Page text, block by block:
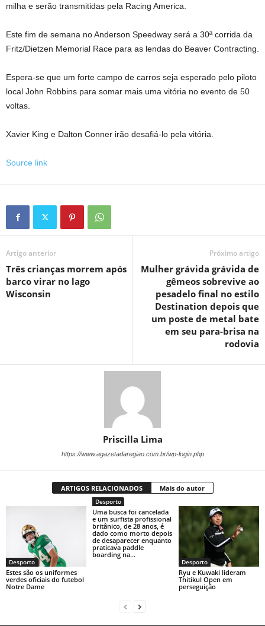
milha e serão transmitidas pela Racing America.
Este fim de semana no Anderson Speedway será a 30ª corrida da
Fritz/Dietzen Memorial Race para as lendas do Beaver Contracting.
Espera-se que um forte campo de carros seja esperado pelo piloto
local John Robbins para somar mais uma vitória no evento de 50
voltas.
Xavier King e Dalton Conner irão desafiá-lo pela vitória.
Source link
Artigo anterior
Três crianças morrem após
barco virar no lago
Wisconsin
Próximo artigo
Mulher grávida grávida de
gêmeos sobrevive ao
pesadelo final no estilo
Destination depois que
um poste de metal bate
em seu para-brisa na
rodovia
Priscilla Lima
https://www.agazetadaregiao.com.br/wp-login.php
ARTIGOS RELACIONADOS Mais do autor
Desporto
Estes são os uniformes
verdes oficiais do futebol
Notre Dame
Desporto
Uma busca foi cancelada
e um surfista profissional
britânico, de 28 anos, é
dado como morto depois
de desaparecer enquanto
praticava paddle
boarding na...
Desporto
Ryu e Kuwaki lideram
Thitikul Open em
perseguição